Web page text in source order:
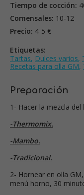
Tiempo de cocción:
Comensales: 10-12
Precio: 4-5 €
Etiquetas:
Tartas, Dulces varios,
Recetas para olla GM,
Preparación
1- Hacer la mezcla del
-Thermomix.
-Mambo.
-Tradicional.
2- Hornear en olla
menú horno, 30